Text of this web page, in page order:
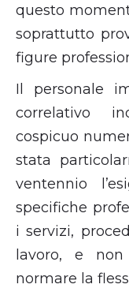
questo
soprattutto
figure
Il personale
correlativo
cospicuo
stata
ventennio
specifiche
i servizi,
lavoro, e
normare la